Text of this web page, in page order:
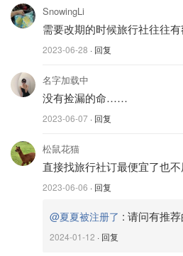
而同样的时间段，通过Google搜
一大截！
SnowingLi
需要改期的时候旅行社往往
2023-06-28 · 回复
名字加载中
没有捡漏的命……
2023-06-07 · 回复
松鼠花猫
直接找旅行社订最便宜了也
2023-06-06 · 回复
@夏夏被注册了 : 请问有推
2024-01-12 · 回复